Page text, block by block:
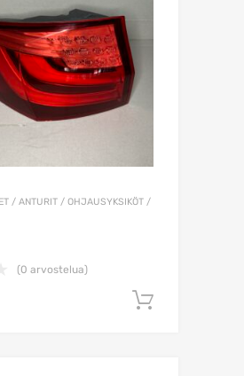
/ ANTURIT / OHJAUSYKSIKÖT /
(0 arvostelua)